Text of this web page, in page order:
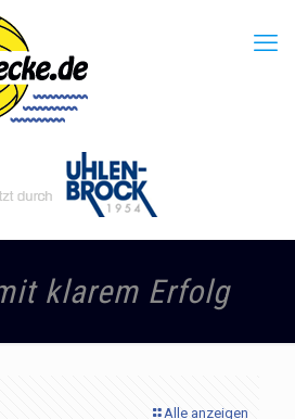
klarem Erfolg
Alle anzeigen